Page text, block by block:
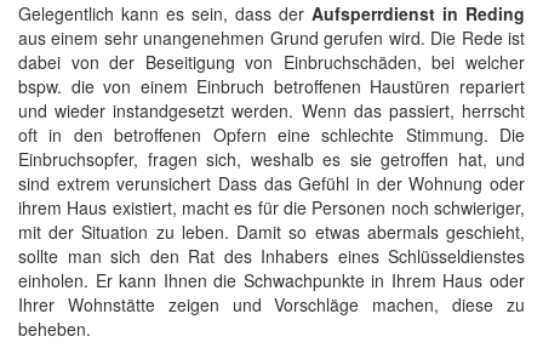
Gelegentlich kann es sein, dass der Aufsperrdienst in Reding
aus einem sehr unangenehmen Grund gerufen wird. Die Rede ist
dabei von der Beseitigung von Einbruchschäden, bei welcher
bspw. die von einem Einbruch betroffenen Haustüren repariert
und wieder instandgesetzt werden. Wenn das passiert, herrscht
oft in den betroffenen Opfern eine schlechte Stimmung. Die
Einbruchsopfer, fragen sich, weshalb es sie getroffen hat, und
sind extrem verunsichert Dass das Gefühl in der Wohnung oder
ihrem Haus existiert, macht es für die Personen noch schwieriger,
mit der Situation zu leben. Damit so etwas abermals geschieht,
sollte man sich den Rat des Inhabers eines Schlüsseldienstes
einholen. Er kann Ihnen die Schwachpunkte in Ihrem Haus oder
Ihrer Wohnstätte zeigen und Vorschläge machen, diese zu
beheben.